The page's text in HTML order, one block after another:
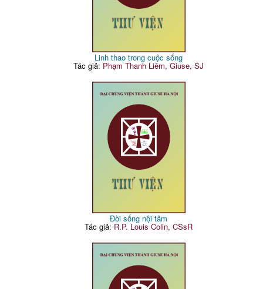
Linh thao trong cuộc sống
Tác giả: Phạm Thanh Liêm, Giuse, SJ
Đời sống nội tâm
Tác giả: R.P. Louis Colin, CSsR